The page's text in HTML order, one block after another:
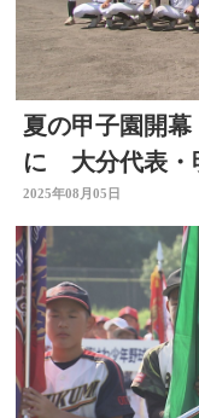
夏の甲子園開
に 大分代表・
2025年08月05日